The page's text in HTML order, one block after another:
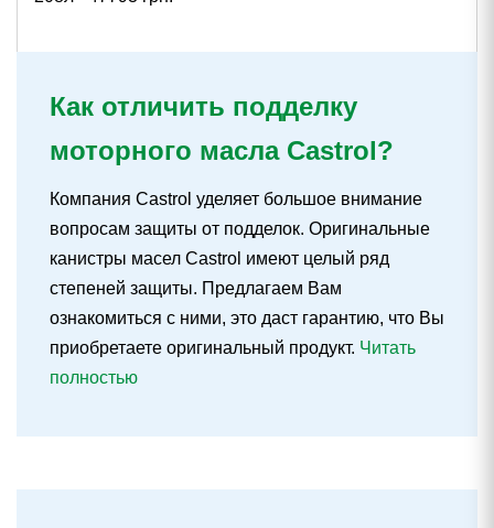
Как отличить подделку
моторного масла Castrol?
Компания Castrol уделяет большое внимание
вопросам защиты от подделок. Оригинальные
канистры масел Castrol имеют целый ряд
степеней защиты. Предлагаем Вам
ознакомиться с ними, это даст гарантию, что Вы
приобретаете оригинальный продукт. Читать
полностью